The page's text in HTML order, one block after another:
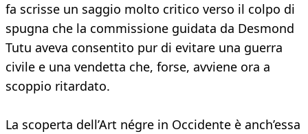
fa scrisse un saggio molto critico verso il colpo di
spugna che la commissione guidata da Desmond
Tutu aveva consentito pur di evitare una guerra
civile e una vendetta che, forse, avviene ora a
scoppio ritardato.
La scoperta dell’Art négre in Occidente è anch’essa